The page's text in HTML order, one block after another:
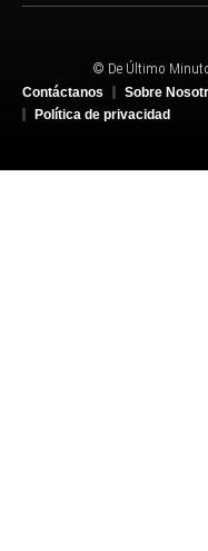
© De Último
Contáctanos
Sobre
Política de privacidad